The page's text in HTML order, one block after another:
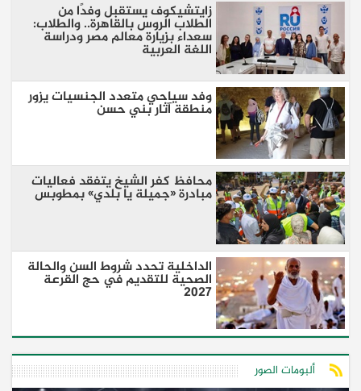
زايتشيكوف يستقبل وفدًا من
الطلاب الروس بالقاهرة.. والطلاب:
سعداء بزيارة معالم مصر ودراسة
اللغة العربية
وفد سياحي متعدد الجنسيات يزور
منطقة آثار بني حسن
محافظ كفر الشيخ يتفقد فعاليات
مبادرة «جميلة يا بلدي» بمطوبس
الداخلية تحدد شروط السن والحالة
الصحية للتقديم في حج القرعة
2027
ألبومات الصور